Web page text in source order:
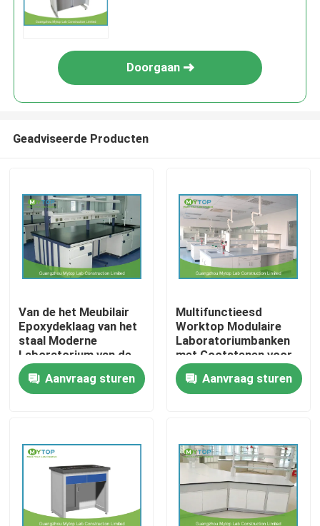
Huis
Ongeveer ons
Fabrieksreis
Doorgaan
Geadviseerde Producten
Van de het Meubilair
Epoxydeklaag van het
staal Moderne
Laboratorium van de
het
Laboratoriumwerkbank
het Effectweerstand
Aanvraag sturen
Multifunctieesd
Worktop Modulaire
Laboratoriumbanken
met Gootstenen voor
Fysiek Laboratorium
Aanvraag sturen